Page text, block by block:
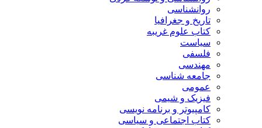
روانشناسی
تاریخ و جغرافیا
کتاب علوم غریبه
سیاست
فلسفی
مهندسی
جامعه شناسی
عمومی
فیزیک و شیمی
کامپیوتر و برنامه نویسی
کتاب اجتماعی و سیاسی